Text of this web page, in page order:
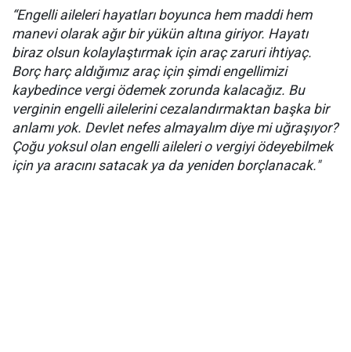
“Engelli aileleri hayatları boyunca hem maddi hem
manevi olarak ağır bir yükün altına giriyor. Hayatı
biraz olsun kolaylaştırmak için araç zaruri ihtiyaç.
Borç harç aldığımız araç için şimdi engellimizi
kaybedince vergi ödemek zorunda kalacağız. Bu
verginin engelli ailelerini cezalandırmaktan başka bir
anlamı yok. Devlet nefes almayalım diye mi uğraşıyor?
Çoğu yoksul olan engelli aileleri o vergiyi ödeyebilmek
için ya aracını satacak ya da yeniden borçlanacak."